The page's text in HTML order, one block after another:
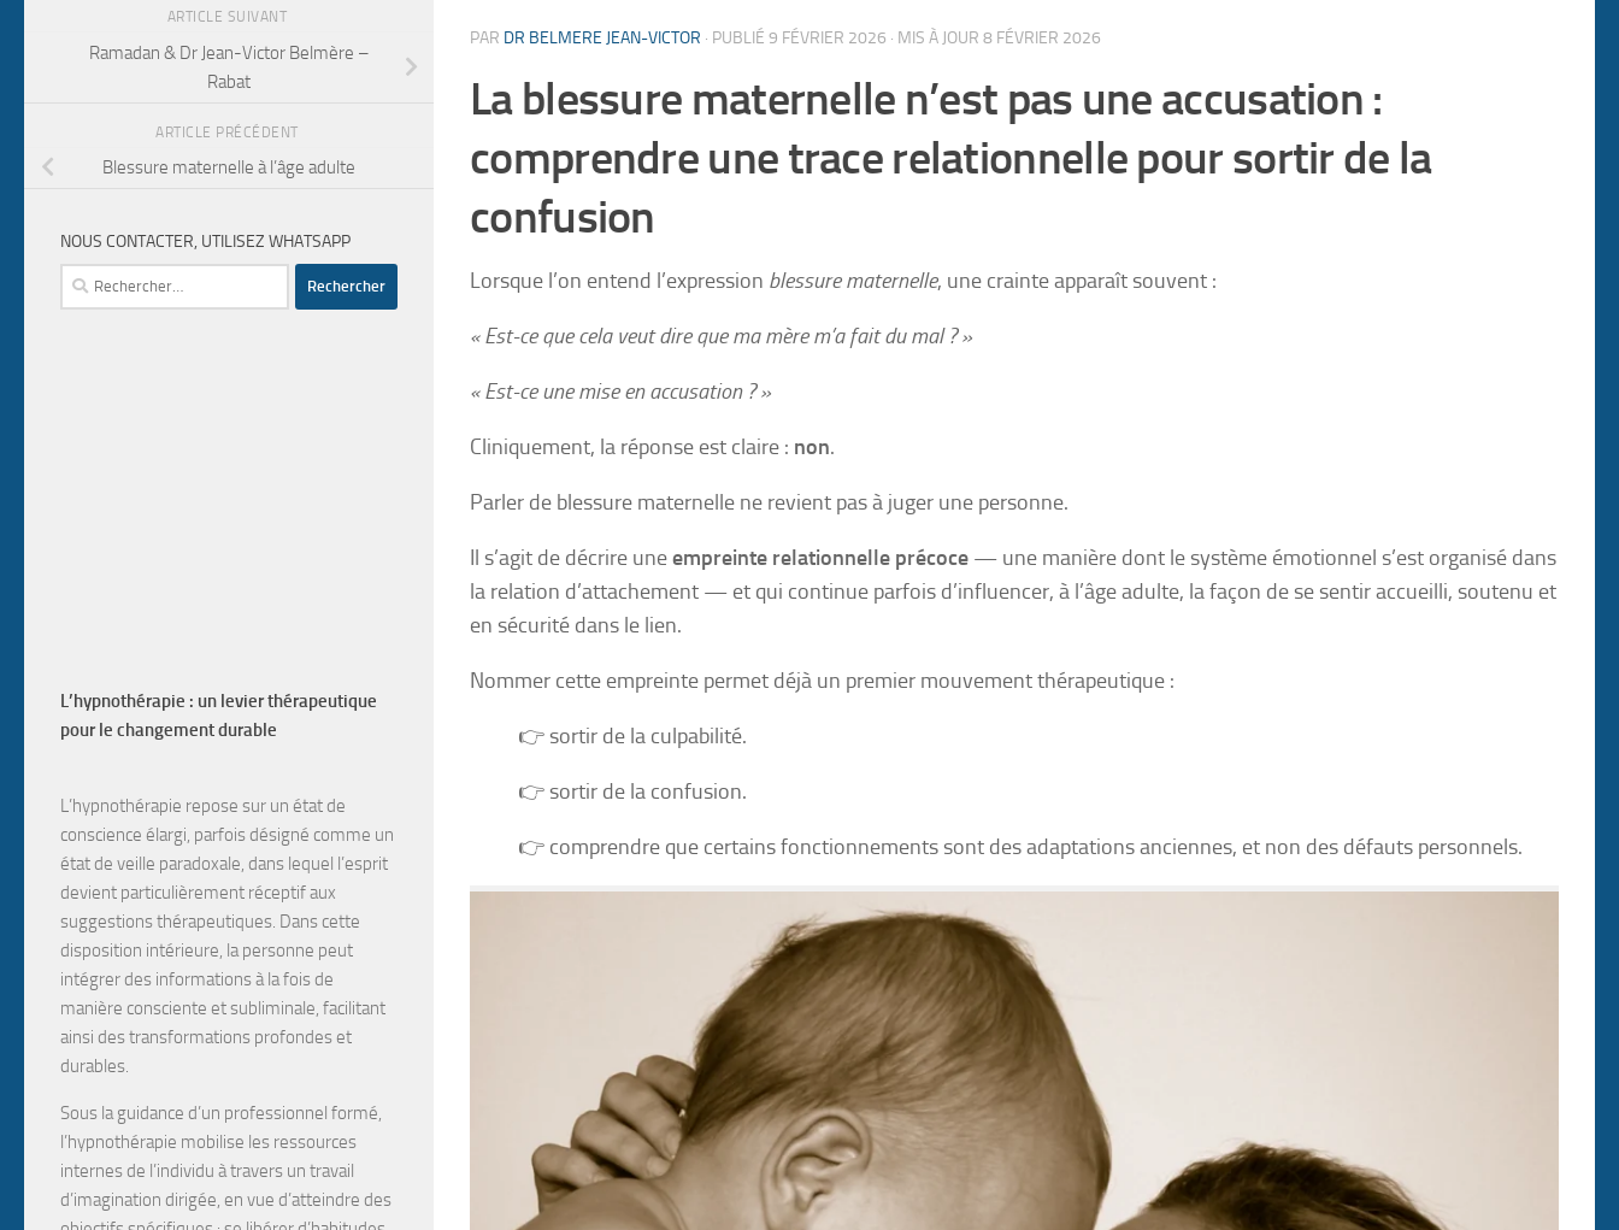
PAR DR BELMERE JEAN-VICTOR · PUBLIÉ 9 FÉVRIER 2026 · MIS À JOUR 8 FÉVRIER 2026
La blessure maternelle n’est pas une accusation :
comprendre une trace relationnelle pour sortir de la
confusion
Lorsque l’on entend l’expression blessure maternelle, une crainte apparaît souvent :
« Est-ce que cela veut dire que ma mère m’a fait du mal ? »
« Est-ce une mise en accusation ? »
Cliniquement, la réponse est claire : non.
Parler de blessure maternelle ne revient pas à juger une personne.
Il s’agit de décrire uneempreinte relationnelle précoce — une manière dont le système émotionnel s’est organisé dans
la relation d’attachement — et qui continue parfois d’influencer, à l’âge adulte, la façon de se sentir accueilli, soutenu et
en sécurité dans le lien.
Nommer cette empreinte permet déjà un premier mouvement thérapeutique :
👉 sortir de la culpabilité.
👉 sortir de la confusion.
👉 comprendre que certains fonctionnements sont des adaptations anciennes, et non des défauts personnels.
ARTICLE SUIVANT
Ramadan & Dr Jean-Victor Belmère –
Rabat
ARTICLE PRÉCÉDENT
Blessure maternelle à l’âge adulte
NOUS CONTACTER, UTILISEZ WHATSAPP
Rechercher :
L’hypnothérapie : un levier thérapeutique
pour le changement durable
L’hypnothérapie repose sur un état de
conscience élargi , parfois désigné comme un
état de veille paradoxale , dans lequel l’esprit
devient particulièrement réceptif aux
suggestionsthérapeutiques. Dans cette
disposition intérieure, la personne peut
intégrer des informations à la fois de
manière consciente et subliminale , facilitant
ainsi des transformations profondes et
durables.
Sous la guidance d’un professionnel formé,
l’hypnothérapie mobilise les ressources
internes de l’individu à travers un travail
d’imagination dirigée , en vue d’atteindre des